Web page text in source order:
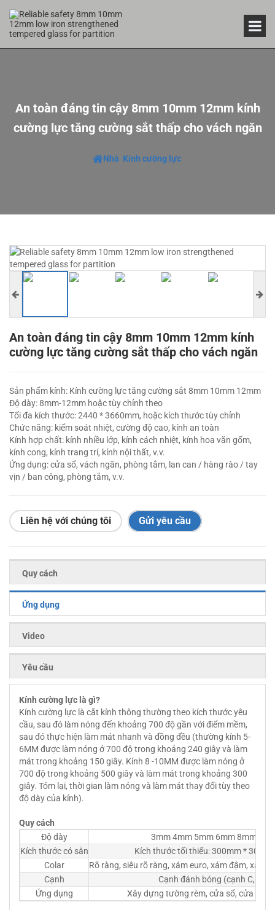
An toàn đáng tin cậy 8mm 10mm 12mm kính
cường lực tăng cường sắt thấp cho vách ngăn
Nhà Kính cường lực
An toàn đáng tin cậy 8mm 10mm 12mm kính
cường lực tăng cường sắt thấp cho vách ngăn
Sản phẩm kính: Kính cường lực tăng cường sắt 8mm 10mm 12mm
Độ dày: 8mm-12mm hoặc tùy chỉnh theo
Tối đa kích thước: 2440 * 3660mm, hoặc kích thước tùy chỉnh
Chức năng: kiểm soát nhiệt, cường độ cao, kính an toàn
Kính hợp chất: kính nhiều lớp, kính cách nhiệt, kính hoa văn gốm,
kính cong, kính trang trí, kính nội thất, v.v.
Ứng dụng: cửa sổ, vách ngăn, phòng tắm, lan can / hàng rào / tay
vịn / ban công, phòng tắm, v.v.
Liên hệ với chúng tôi Gửi yêu cầu
Quy cách
Ứng dụng
Video
Yêu cầu
Kính cường lực là gì?
Kính cường lực là cắt kính thông thường theo kích thước yêu
cầu, sau đó làm nóng đến khoảng 700 độ gần với điểm mềm,
sau đó thực hiện làm mát nhanh và đồng đều (thường kính 5-
6MM được làm nóng ở 700 độ trong khoảng 240 giây và làm
mát trong khoảng 150 giây. Kính 8 -10MM được làm nóng ở
700 độ trong khoảng 500 giây và làm mát trong khoảng 300
giây. Tóm lại, thời gian làm nóng và làm mát thay đổi tùy theo
độ dày của kính).
Quy cách
Độ dày
3mm 4mm 5mm 6mm 8mm
Kích thước có sẵn
Kích thước tối thiểu: 300mm *
Colar
Rõ ràng, siêu rõ ràng, xám euro, xám đậm, xanh
Cạnh
Cạnh đánh bóng (cạnh C,
Ứng dụng
Xây dựng tường rèm, cửa sổ, cửa ra